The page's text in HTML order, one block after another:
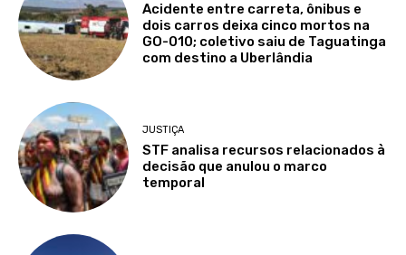
Acidente entre carreta, ônibus e
dois carros deixa cinco mortos na
GO-010; coletivo saiu de Taguatinga
com destino a Uberlândia
JUSTIÇA
STF analisa recursos relacionados à
decisão que anulou o marco
temporal